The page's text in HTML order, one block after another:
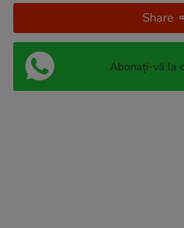
Share
Abonați-vă la